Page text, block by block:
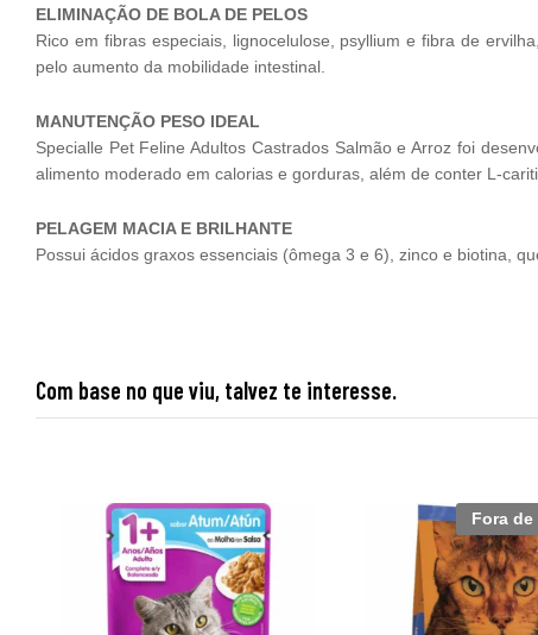
ELIMINAÇÃO DE BOLA DE PELOS
Rico em fibras especiais, lignocelulose, psyllium e fibra de
pelo aumento da mobilidade intestinal.
MANUTENÇÃO PESO IDEAL
Specialle Pet Feline Adultos Castrados Salmão e Arroz foi
alimento moderado em calorias e gorduras, além de conter L-
PELAGEM MACIA E BRILHANTE
Possui ácidos graxos essenciais (ômega 3 e 6), zinco e biotina,
Com base no que viu, talvez te interesse.
Fora